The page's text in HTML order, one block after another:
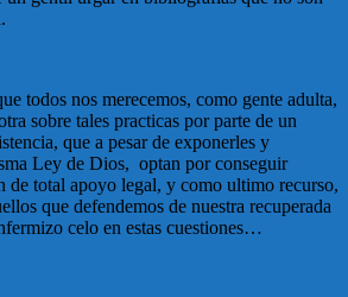
todos nos merecemos, como gente adulta,
sobre tales practicas por parte de un
que a pesar de exponerles y
Ley de Dios, optan por conseguir
de total apoyo legal, y como ultimo recurso,
que defendemos de nuestra recuperada
celo en estas cuestiones…